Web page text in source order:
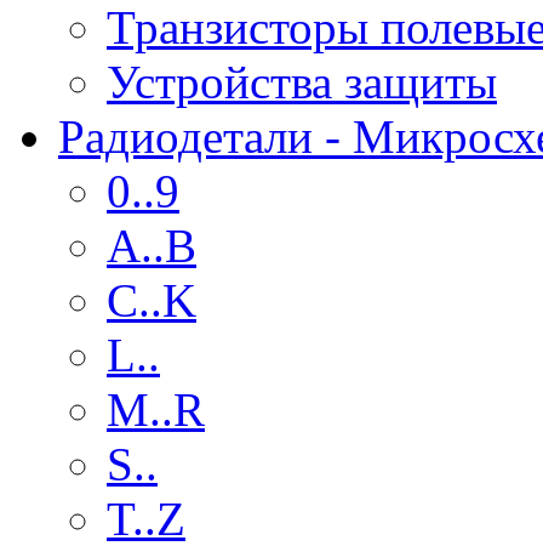
Транзисторы
Устройства защиты
Радиодетали -
0..9
A..B
C..K
L..
M..R
S..
T..Z